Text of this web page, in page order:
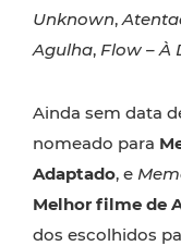
Unknown,
Agulha, Flow – À
Ainda sem data
nomeado para
Adaptado, e
Melhor filme de
dos escolhidos